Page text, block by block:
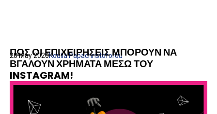
ΠΩΣ ΟΙ ΕΠΙΧΕΙΡΗΣΕΙΣ ΜΠΟΡΟΥΝ ΝΑ
ΒΓΑΛΟΥΝ ΧΡΗΜΑΤΑ ΜΕΣΩ ΤΟΥ
INSTAGRAM!
20 May 2020Koulla Papachristoforou